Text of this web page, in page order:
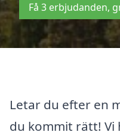
Få 3 erbjudanden,
Letar du efter en
du kommit rätt!